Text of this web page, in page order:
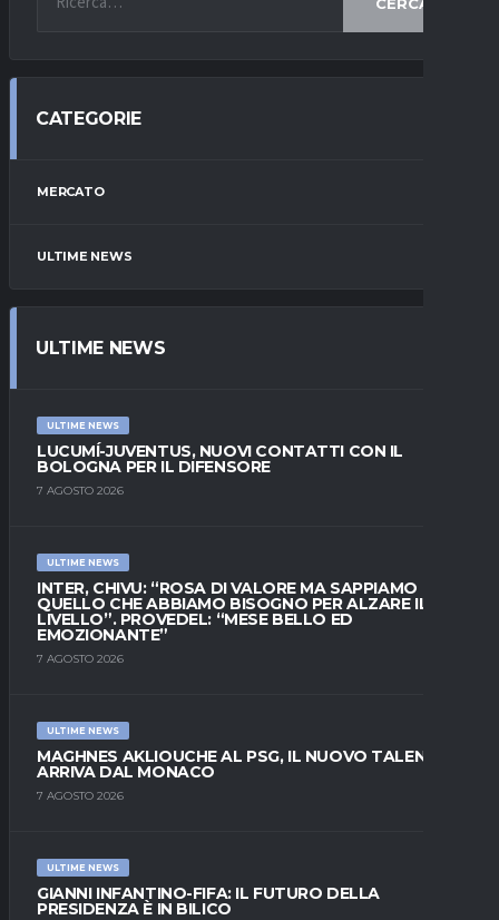
CATEGORIE
MERCATO
ULTIME NEWS
ULTIME NEWS
ULTIME NEWS
LUCUMÍ-JUVENTUS, NUOVI CONTATTI CON IL
BOLOGNA PER IL DIFENSORE
7 AGOSTO 2026
ULTIME NEWS
INTER, CHIVU: “ROSA DI VALORE MA SAPPIAMO
QUELLO CHE ABBIAMO BISOGNO PER ALZARE IL
LIVELLO”. PROVEDEL: “MESE BELLO ED
EMOZIONANTE”
7 AGOSTO 2026
ULTIME NEWS
MAGHNES AKLIOUCHE AL PSG, IL NUOVO TALENTO
ARRIVA DAL MONACO
7 AGOSTO 2026
ULTIME NEWS
GIANNI INFANTINO-FIFA: IL FUTURO DELLA
PRESIDENZA È IN BILICO